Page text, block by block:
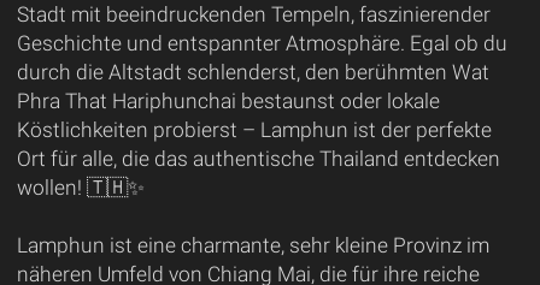
Stadt mit beeindruckenden Tempeln, faszinierender
Geschichte und entspannter Atmosphäre. Egal ob du
durch die Altstadt schlenderst, den berühmten Wat
Phra That Hariphunchai bestaunst oder lokale
Köstlichkeiten probierst – Lamphun ist der perfekte
Ort für alle, die das authentische Thailand entdecken
wollen! 🇹🇭✨
Lamphun ist eine charmante, sehr kleine Provinz im
näheren Umfeld von Chiang Mai, die für ihre reiche